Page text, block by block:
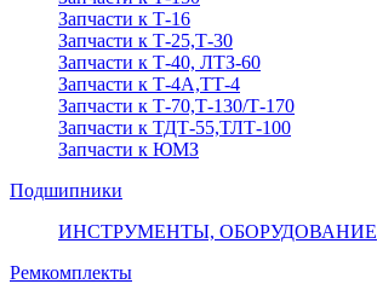
Запчасти к Т-16
Запчасти к Т-25,Т-30
Запчасти к Т-40, ЛТЗ-60
Запчасти к Т-4А,ТТ-4
Запчасти к Т-70,Т-130/Т-170
Запчасти к ТДТ-55,ТЛТ-100
Запчасти к ЮМЗ
Подшипники
ИНСТРУМЕНТЫ, ОБОРУДОВАНИЕ
Ремкомплекты